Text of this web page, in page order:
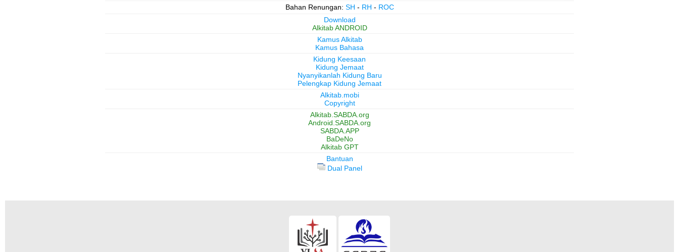
Bahan Renungan: SH - RH - ROC
Download
Alkitab ANDROID
Kamus Alkitab
Kamus Bahasa
Kidung Keesaan
Kidung Jemaat
Nyanyikanlah Kidung Baru
Pelengkap Kidung Jemaat
Alkitab.mobi
Copyright
Alkitab.SABDA.org
Android.SABDA.org
SABDA.APP
BaDeNo
Alkitab GPT
Bantuan
Dual Panel